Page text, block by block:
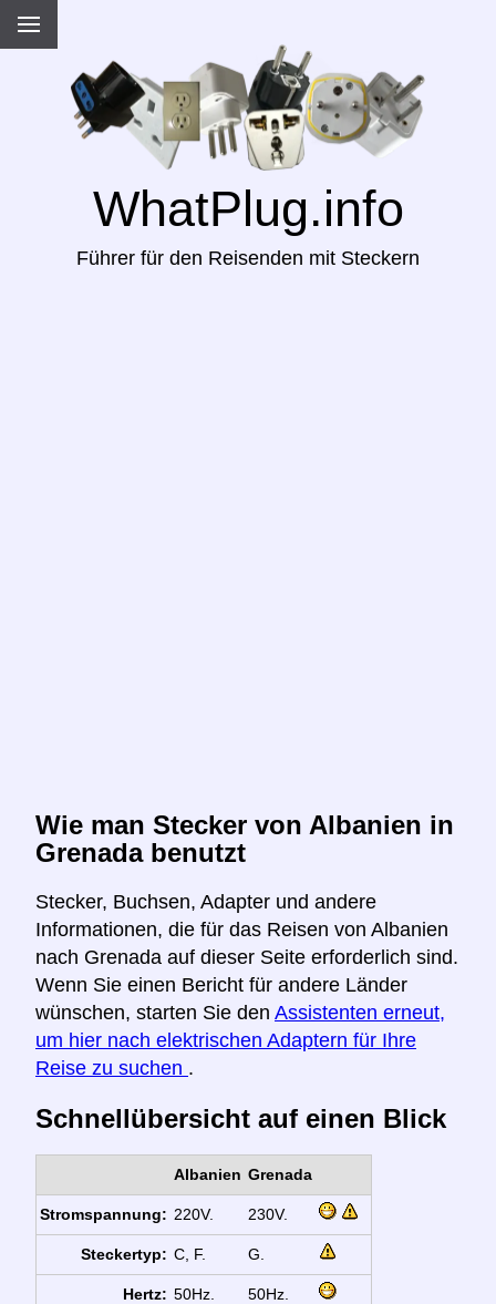
WhatPlug.info
Führer für den Reisenden mit Steckern
Wie man Stecker von Albanien in
Grenada benutzt
Stecker, Buchsen, Adapter und andere
Informationen, die für das Reisen von Albanien
nach Grenada auf dieser Seite erforderlich sind.
Wenn Sie einen Bericht für andere Länder
wünschen, starten Sie den Assistenten erneut,
um hier nach elektrischen Adaptern für Ihre
Reise zu suchen .
Schnellübersicht auf einen Blick
Albanien Grenada
Stromspannung: 220V. 230V.
Steckertyp: C, F. G.
Hertz: 50Hz. 50Hz.